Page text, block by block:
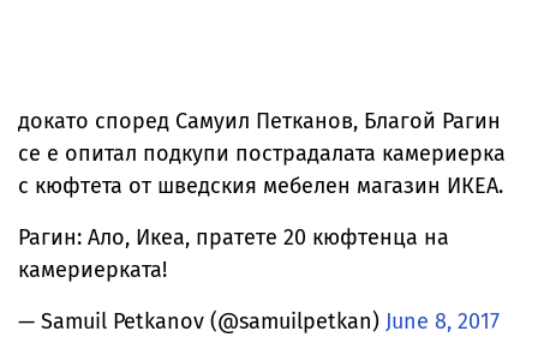
докато според Самуил Петканов, Благой Рагин
се е опитал подкупи пострадалата камериерка
с кюфтета от шведския мебелен магазин ИКЕА.
Рагин: Ало, Икеа, пратете 20 кюфтенца на
камериерката!
— Samuil Petkanov (@samuilpetkan) June 8, 2017